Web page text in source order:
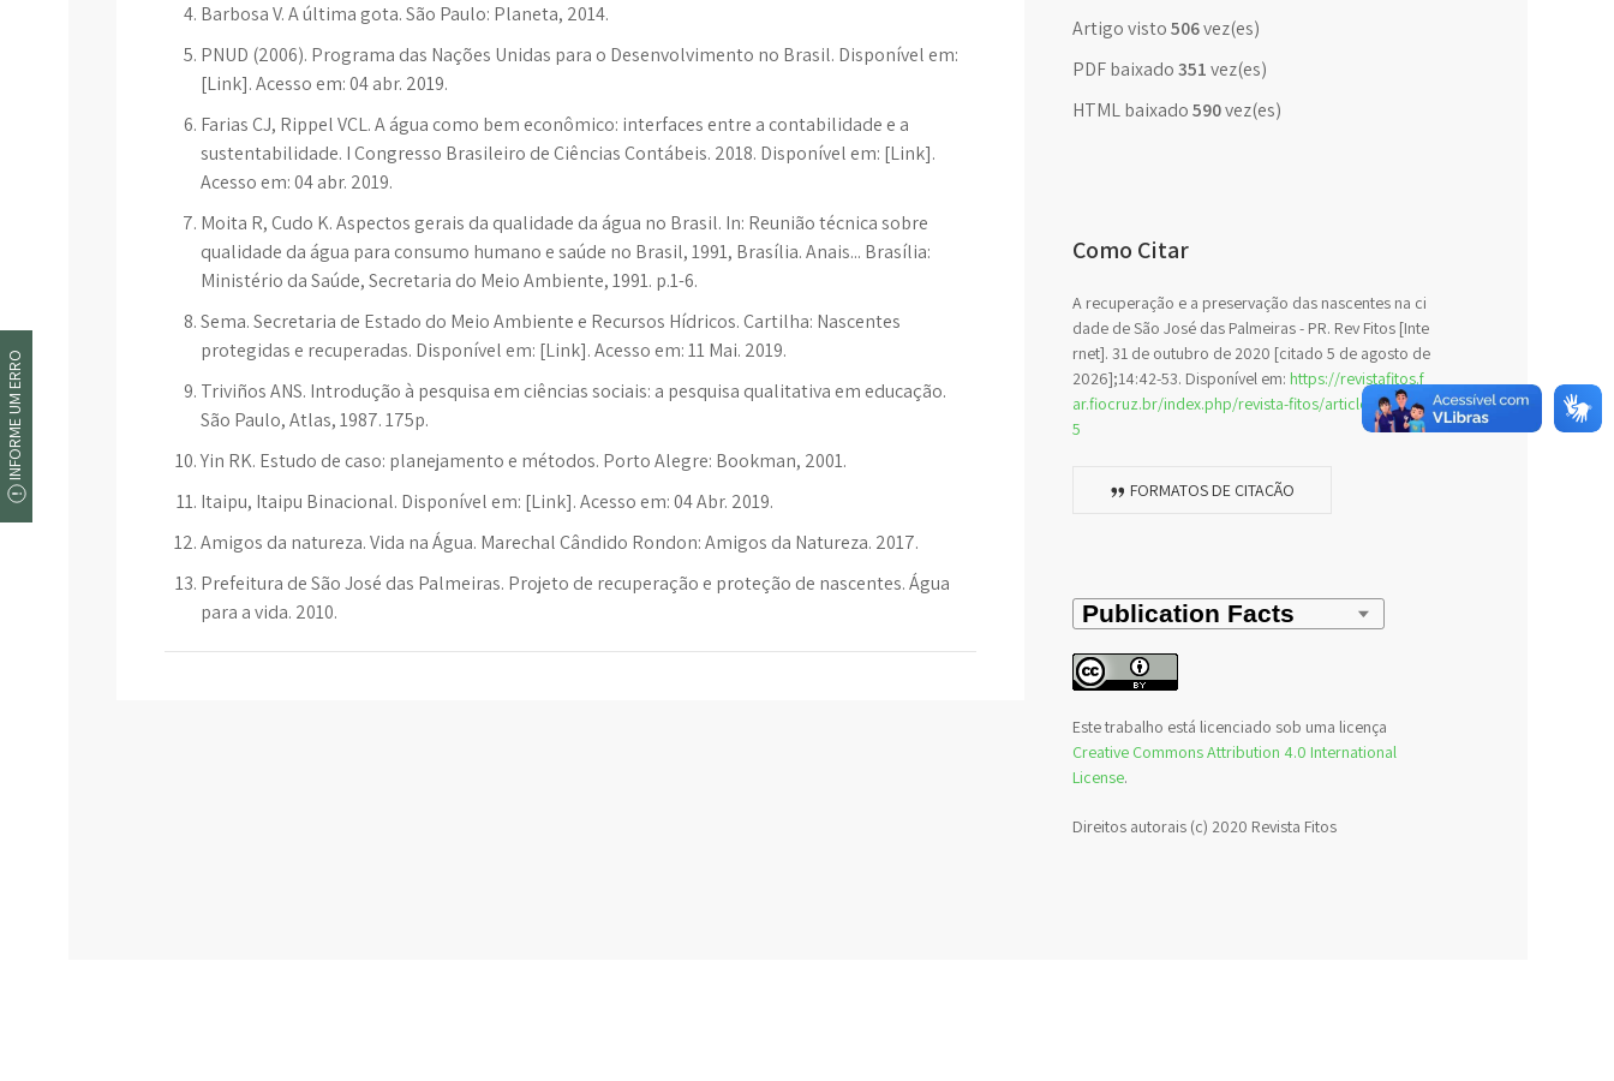
Barbosa V. A última gota. São Paulo: Planeta, 2014.
PNUD (2006). Programa das Nações Unidas para o Desenvolvimento no Brasil. Disponível em:
[Link]. Acesso em: 04 abr. 2019.
Farias CJ, Rippel VCL. A água como bem econômico: interfaces entre a contabilidade e a
sustentabilidade. I Congresso Brasileiro de Ciências Contábeis. 2018. Disponível em: [Link].
Acesso em: 04 abr. 2019.
Moita R, Cudo K. Aspectos gerais da qualidade da água no Brasil. In: Reunião técnica sobre
qualidade da água para consumo humano e saúde no Brasil, 1991, Brasília. Anais... Brasília:
Ministério da Saúde, Secretaria do Meio Ambiente, 1991. p.1-6.
Sema. Secretaria de Estado do Meio Ambiente e Recursos Hídricos. Cartilha: Nascentes
protegidas e recuperadas. Disponível em: [Link]. Acesso em: 11 Mai. 2019.
Triviños ANS. Introdução à pesquisa em ciências sociais: a pesquisa qualitativa em educação.
São Paulo, Atlas, 1987. 175p.
Yin RK. Estudo de caso: planejamento e métodos. Porto Alegre: Bookman, 2001.
Itaipu, Itaipu Binacional. Disponível em: [Link]. Acesso em: 04 Abr. 2019.
Amigos da natureza. Vida na Água. Marechal Cândido Rondon: Amigos da Natureza. 2017.
Prefeitura de São José das Palmeiras. Projeto de recuperação e proteção de nascentes. Água
para a vida. 2010.
Artigo visto506vez(es)
PDF baixado 351vez(es)
HTML baixado 590vez(es)
Como Citar
A recuperação e a preservação das nascentes na ci
dade de São José das Palmeiras - PR. Rev Fitos [Inte
rnet]. 31 de outubro de 2020 [citado 5 de agosto de
2026];14:42-53. Disponível em: https://revistafitos.f
ar.fiocruz.br/index.php/revista-fitos/article/view/89
5
FORMATOS DE CITAÇÃO
Este trabalho está licenciado sob uma licença
Creative Commons Attribution 4.0 International
License.
Direitos autorais (c) 2020 Revista Fitos
INFORME UM ERRO